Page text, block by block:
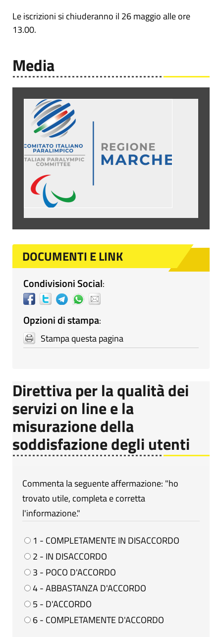
Le iscrizioni si chiuderanno il 26 maggio alle ore
13.00.
Media
DOCUMENTI E LINK
Condivisioni Social:
Opzioni di stampa:
Stampa questa pagina
Direttiva per la qualità dei
servizi on line e la
misurazione della
soddisfazione degli utenti
Commenta la seguente affermazione: "ho
trovato utile, completa e corretta
l'informazione."
1 - COMPLETAMENTE IN DISACCORDO
2 - IN DISACCORDO
3 - POCO D'ACCORDO
4 - ABBASTANZA D'ACCORDO
5 - D'ACCORDO
6 - COMPLETAMENTE D'ACCORDO